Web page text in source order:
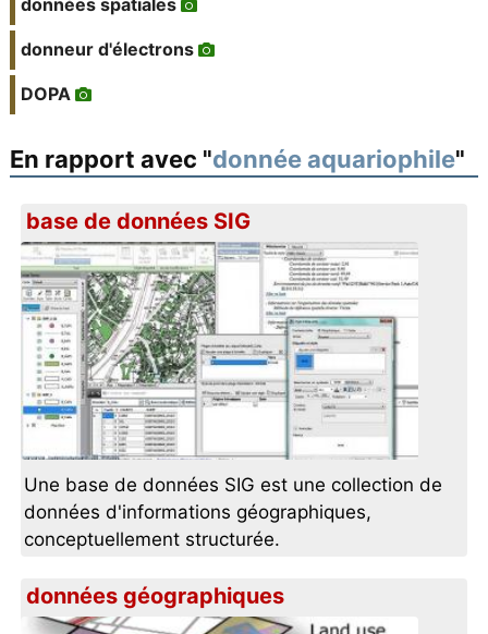
données spatiales
donneur d'électrons
DOPA
En rapport avec "donnée aquariophile"
base de données SIG
Une base de données SIG est une collection de
données d'informations géographiques,
conceptuellement structurée.
données géographiques